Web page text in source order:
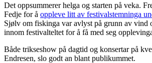
Det oppsummerer helga og starten på veka.
Fedje for å oppleve litt av festivalstemninga
Sjølv om fiskinga var avlyst på grunn av vind
innom festivalteltet for å få med seg
Både trikseshow på dagtid og konsertar på
Endresen, slo godt an blant publikummet.